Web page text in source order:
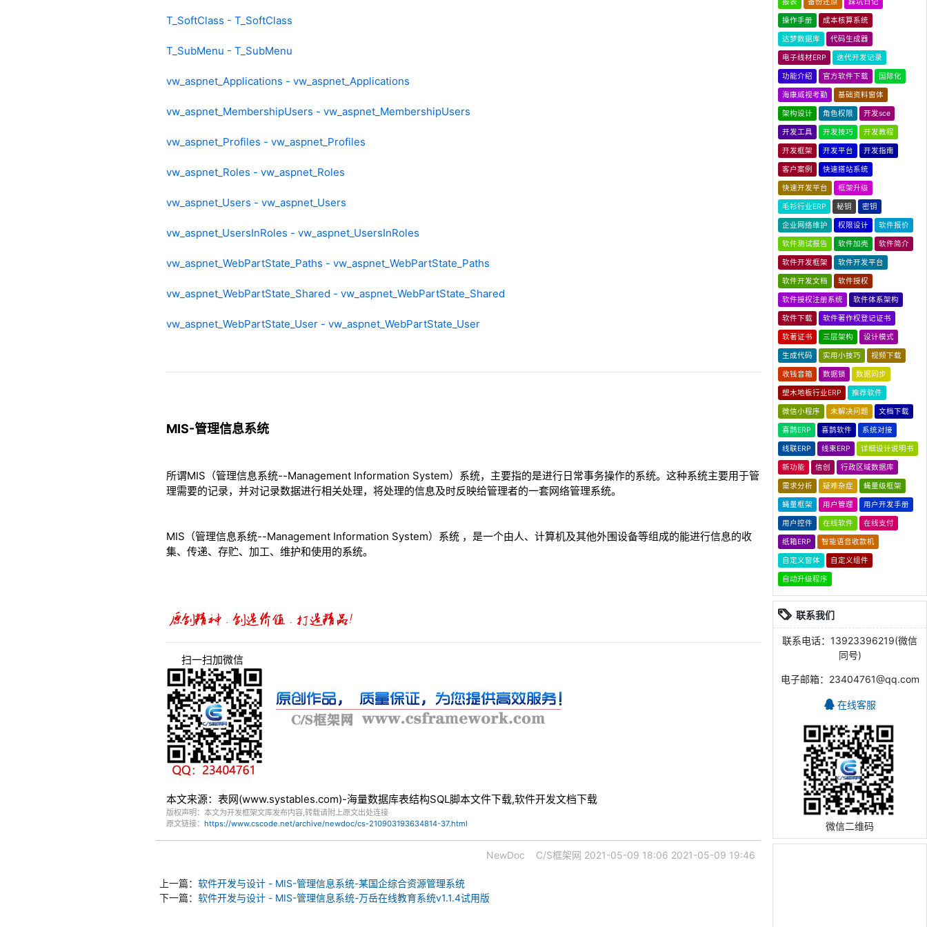
T_SoftClass - T_SoftClass
T_SubMenu - T_SubMenu
vw_aspnet_Applications - vw_aspnet_Applications
vw_aspnet_MembershipUsers - vw_aspnet_MembershipUsers
vw_aspnet_Profiles - vw_aspnet_Profiles
vw_aspnet_Roles - vw_aspnet_Roles
vw_aspnet_Users - vw_aspnet_Users
vw_aspnet_UsersInRoles - vw_aspnet_UsersInRoles
vw_aspnet_WebPartState_Paths - vw_aspnet_WebPartState_Paths
vw_aspnet_WebPartState_Shared - vw_aspnet_WebPartState_Shared
vw_aspnet_WebPartState_User - vw_aspnet_WebPartState_User
MIS-管理信息系统
所谓MIS（管理信息系统--Management Information System）系统，主要指的是进行日常事务操作的系统。这种系统主要用于管
理需要的记录，并对记录数据进行相关处理，将处理的信息及时反映给管理者的一套网络管理系统。
MIS（管理信息系统--Management Information System）系统 ，是一个由人、计算机及其他外围设备等组成的能进行信息的收
集、传递、存贮、加工、维护和使用的系统。
扫一扫加微信
本文来源：表网(www.systables.com)-海量数据库表结构SQL脚本文件下载,软件开发文档下载
版权声明：本文为开发框架文库发布内容,转载请附上原文出处连接
原文链接： https://www.cscode.net/archive/newdoc/cs-210903193634814-37.html
NewDoc C/S框架网 2021-05-09 18:06 2021-05-09 19:46
上一篇： 软件开发与设计 - MIS-管理信息系统-某国企综合资源管理系统
下一篇： 软件开发与设计 - MIS-管理信息系统-万岳在线教育系统v1.1.4试用版
操作手册 成本核算系统
达梦数据库 代码生成器
电子线材ERP 迭代开发记录
功能介绍 官方软件下载 国际化
海康威视考勤 基础资料窗体
架构设计 角色权限 开发sce
开发工具 开发技巧 开发教程
开发框架 开发平台 开发指南
客户案例 快速搭站系统
快速开发平台 框架升级
毛衫行业ERP 秘钥 密钥
企业网络维护 权限设计 软件报价
软件测试报告 软件加壳 软件简介
软件开发框架 软件开发平台
软件开发文档 软件授权
软件授权注册系统 软件体系架构
软件下载 软件著作权登记证书
软著证书 三层架构 设计模式
生成代码 实用小技巧 视频下载
收钱音箱 数据锁 数据同步
塑木地板行业ERP 推荐软件
微信小程序 未解决问题 文档下载
喜鹊ERP 喜鹊软件 系统对接
线联ERP 线束ERP 详细设计说明书
新功能 信创 行政区域数据库
需求分析 疑难杂症 蝇量级框架
蝇量框架 用户管理 用户开发手册
用户控件 在线软件 在线支付
纸箱ERP 智能语音收款机
自定义窗体 自定义组件
自动升级程序
联系我们
联系电话：13923396219(微信
同号)
电子邮箱：23404761@qq.com
在线客服
微信二维码